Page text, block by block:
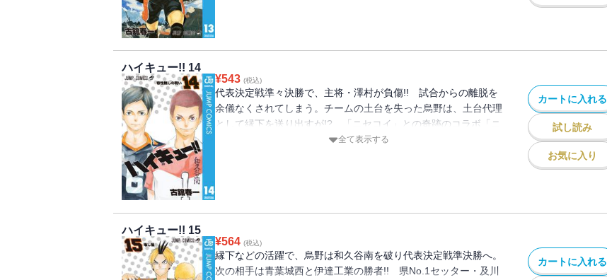
ハイキュー!! 14
¥543 (税込)
代表決定戦準々決勝で、主将・澤村が負傷!! 試合からの離脱を
余儀なくされてしまう。チームの土台を失った烏野は、土台代理
として縁下を送り出すが!? 「ニセコイ」との奇跡のコラボ「ニ
全て表示する
カートに入れる
試し読み
お気に入り
ハイキュー!! 15
¥564 (税込)
縁下などの活躍で、烏野は和久谷南を破り代表決定戦準決勝へ。
次の相手は青葉城西と伊達工業の勝者!! 県No.1セッター・及川
カートに入れる